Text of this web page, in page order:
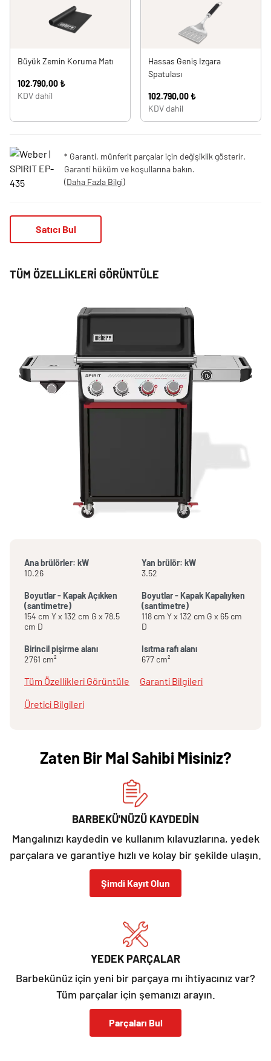
Büyük Zemin Koruma Matı
102.790,00 ₺
KDV dahil
Hassas Geniş Izgara
Spatulası
102.790,00 ₺
KDV dahil
* Garanti, münferit parçalar için değişiklik gösterir.
Garanti hüküm ve koşullarına bakın.
(Daha Fazla Bilgi)
Satıcı Bul
TÜM ÖZELLIKLERI GÖRÜNTÜLE
Ana brülörler: kW
10.26
Yan brülör: kW
3.52
Boyutlar - Kapak Açıkken
(santimetre)
154 cm Y x 132 cm G x 78,5
cm D
Boyutlar - Kapak Kapalıyken
(santimetre)
118 cm Y x 132 cm G x 65 cm
D
Birincil pişirme alanı
2761 cm²
Isıtma rafı alanı
677 cm²
Tüm Özellikleri Görüntüle
Garanti Bilgileri
Üretici Bilgileri
Zaten Bir Mal Sahibi Misiniz?
BARBEKÜ'NÜZÜ KAYDEDİN
Mangalınızı kaydedin ve kullanım kılavuzlarına, yedek
parçalara ve garantiye hızlı ve kolay bir şekilde ulaşın.
Şimdi Kayıt Olun
YEDEK PARÇALAR
Barbekünüz için yeni bir parçaya mı ihtiyacınız var?
Tüm parçalar için şemanızı arayın.
Parçaları Bul